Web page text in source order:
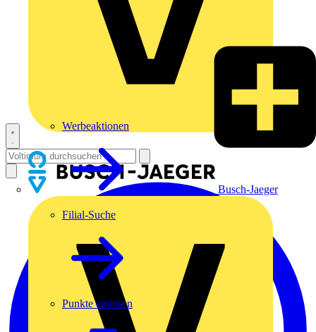
Busch-Jaeger
Werbeaktionen
Filial-Suche
Punkte einlösen